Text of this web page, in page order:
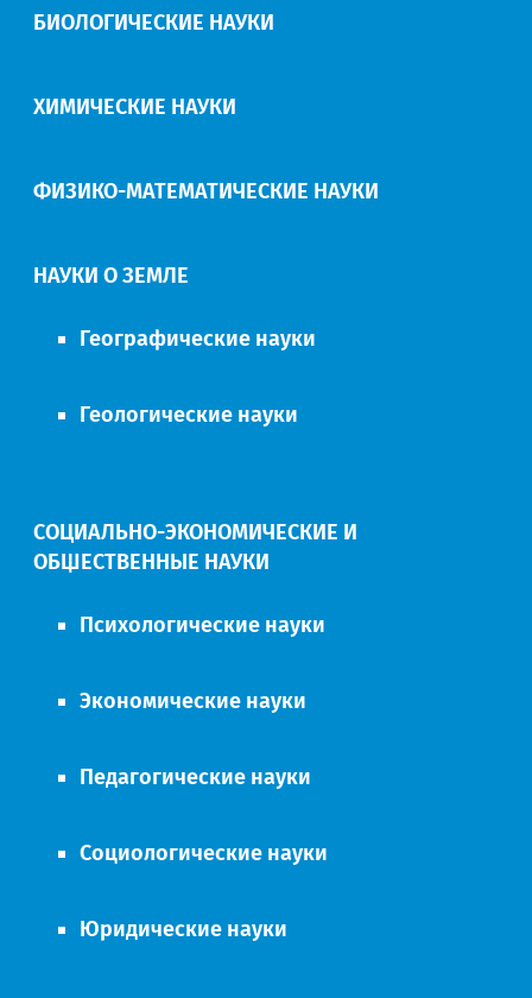
БИОЛОГИЧЕСКИЕ НАУКИ
ХИМИЧЕСКИЕ НАУКИ
ФИЗИКО-МАТЕМАТИЧЕСКИЕ НАУКИ
НАУКИ О ЗЕМЛЕ
Географические науки
Геологические науки
СОЦИАЛЬНО-ЭКОНОМИЧЕСКИЕ И
ОБЩЕСТВЕННЫЕ НАУКИ
Психологические науки
Экономические науки
Педагогические науки
Социологические науки
Юридические науки